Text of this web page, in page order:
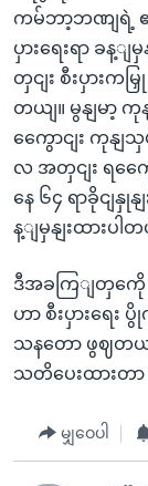
ကမ်ဘာ့ဘဏျရဲ့ ဧ
ပှားရေးရာ ခန့ျ
တှငျး စီးပှားကမ
တယျ။ မွနျမာ့ ကု
ကွေောငျး ကုနျ
လ အတှငျး ရကွေေ
နေ ၆၄ ရာခိုငျနှု
န့ျမှနျးထားပါတ
ဒီအခကြျတှကေို ထ
ဟာ စီးပှားရေ
သနတော ဖွဈတယ
သတိပေးထားတာ
မျှဝေပါ